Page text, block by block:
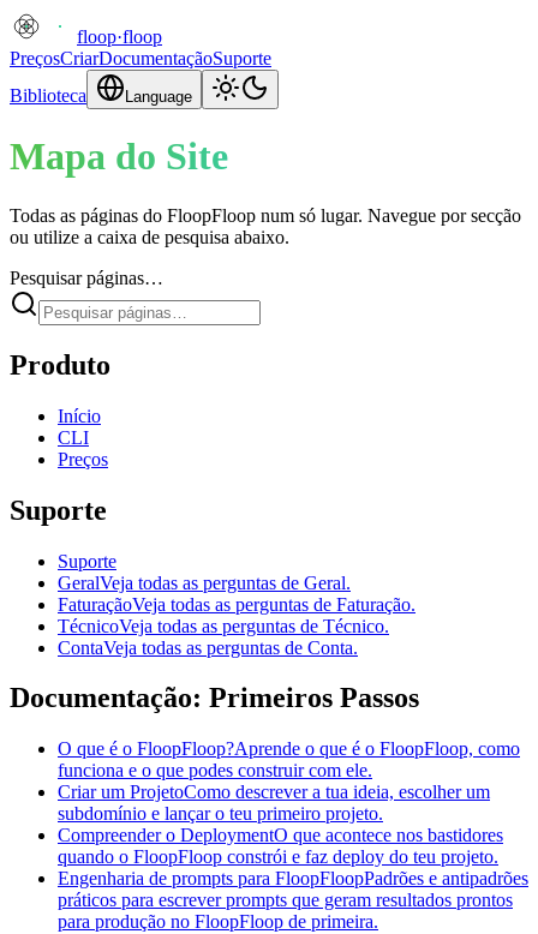
floop·floop
PreçosCriarDocumentaçãoSuporte
Biblioteca
Language
Mapa do Site
Todas as páginas do FloopFloop num só lugar. Navegue por secção
ou utilize a caixa de pesquisa abaixo.
Pesquisar páginas…
Produto
Início
CLI
Preços
Suporte
Suporte
GeralVeja todas as perguntas de Geral.
FaturaçãoVeja todas as perguntas de Faturação.
TécnicoVeja todas as perguntas de Técnico.
ContaVeja todas as perguntas de Conta.
Documentação: Primeiros Passos
O que é o FloopFloop?Aprende o que é o FloopFloop, como
funciona e o que podes construir com ele.
Criar um ProjetoComo descrever a tua ideia, escolher um
subdomínio e lançar o teu primeiro projeto.
Compreender o DeploymentO que acontece nos bastidores
quando o FloopFloop constrói e faz deploy do teu projeto.
Engenharia de prompts para FloopFloopPadrões e antipadrões
práticos para escrever prompts que geram resultados prontos
para produção no FloopFloop de primeira.